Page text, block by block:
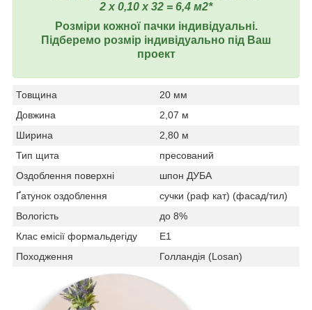
2 х 0,10 х 32 = 6,4 м2*
Розміри кожної пачки індивідуальні.
Підберемо розмір індивідуально під Ваш
проект
Товщина
20 мм
Довжина
2,07 м
Ширина
2,80 м
Тип щита
пресований
Оздоблення поверхні
шпон ДУБА
Ґатунок оздоблення
сучки (раф кат) (фасад/тил)
Вологість
до 8%
Клас емісії формальдегіду
Е1
Походження
Голландія (Losan)